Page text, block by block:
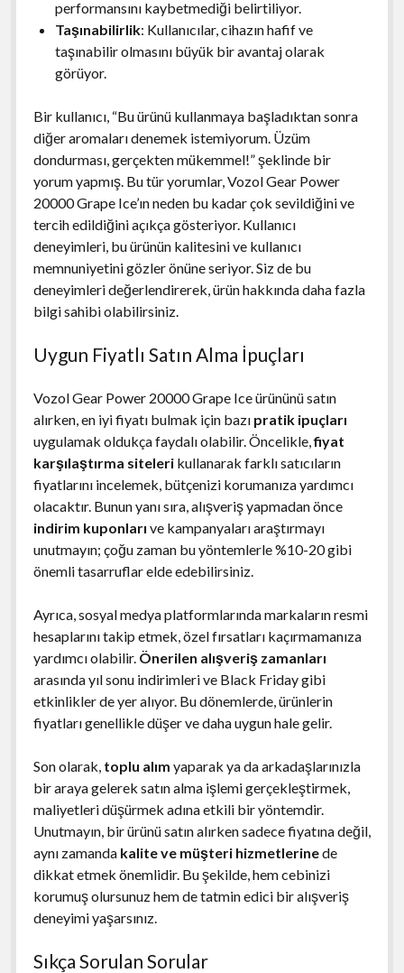
performansını kaybetmediği belirtiliyor.
Taşınabilirlik: Kullanıcılar, cihazın hafif ve
taşınabilir olmasını büyük bir avantaj olarak
görüyor.
Bir kullanıcı, “Bu ürünü kullanmaya başladıktan sonra
diğer aromaları denemek istemiyorum. Üzüm
dondurması, gerçekten mükemmel!” şeklinde bir
yorum yapmış. Bu tür yorumlar, Vozol Gear Power
20000 Grape Ice’ın neden bu kadar çok sevildiğini ve
tercih edildiğini açıkça gösteriyor. Kullanıcı
deneyimleri, bu ürünün kalitesini ve kullanıcı
memnuniyetini gözler önüne seriyor. Siz de bu
deneyimleri değerlendirerek, ürün hakkında daha fazla
bilgi sahibi olabilirsiniz.
Uygun Fiyatlı Satın Alma İpuçları
Vozol Gear Power 20000 Grape Ice ürününü satın
alırken, en iyi fiyatı bulmak için bazı pratik ipuçları
uygulamak oldukça faydalı olabilir. Öncelikle,fiyat
karşılaştırma sitelerikullanarak farklı satıcıların
fiyatlarını incelemek, bütçenizi korumanıza yardımcı
olacaktır. Bunun yanı sıra, alışveriş yapmadan önce
indirim kuponları ve kampanyaları araştırmayı
unutmayın; çoğu zaman bu yöntemlerle %10-20 gibi
önemli tasarruflar elde edebilirsiniz.
Ayrıca, sosyal medya platformlarında markaların resmi
hesaplarını takip etmek, özel fırsatları kaçırmamanıza
yardımcı olabilir. Önerilen alışveriş zamanları
arasında yıl sonu indirimleri ve Black Friday gibi
etkinlikler de yer alıyor. Bu dönemlerde, ürünlerin
fiyatları genellikle düşer ve daha uygun hale gelir.
Son olarak, toplu alım yaparak ya da arkadaşlarınızla
bir araya gelerek satın alma işlemi gerçekleştirmek,
maliyetleri düşürmek adına etkili bir yöntemdir.
Unutmayın, bir ürünü satın alırken sadece fiyatına değil,
aynı zamanda kalite ve müşteri hizmetlerinede
dikkat etmek önemlidir. Bu şekilde, hem cebinizi
korumuş olursunuz hem de tatmin edici bir alışveriş
deneyimi yaşarsınız.
Sıkça Sorulan Sorular